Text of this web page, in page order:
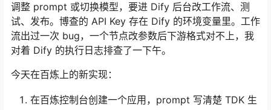
调整 prompt 或切换模型，要进 Dify 后台改工作流、测
试、发布。博查的 API Key 存在 Dify 的环境变量里。工作
流出过一次 bug，一个节点改参数后下游格式对不上，我
对着 Dify 的执行日志排查了一下午。
今天在百炼上的新实现：
在百炼控制台创建一个应用，prompt 写清楚 TDK 生